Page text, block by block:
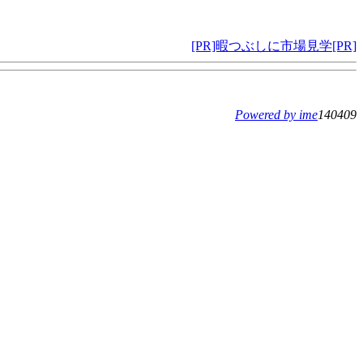
[PR]暇つぶしに市場見学[PR]
Powered by ime140409